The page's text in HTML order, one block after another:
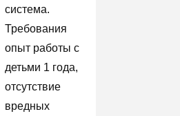
система.
Требования
опыт работы с
детьми 1 года,
отсутствие
вредных